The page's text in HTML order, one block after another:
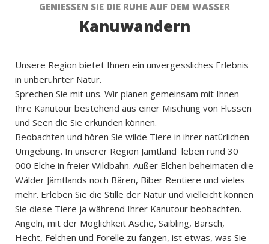
GENIESSEN SIE DIE RUHE AUF DEM WASSER
Kanuwandern
Unsere Region bietet Ihnen ein unvergessliches Erlebnis
in unberührter Natur.
Sprechen Sie mit uns. Wir planen gemeinsam mit Ihnen
Ihre Kanutour bestehend aus einer Mischung von Flüssen
und Seen die Sie erkunden können.
Beobachten und hören Sie wilde Tiere in ihrer natürlichen
Umgebung. In unserer Region Jämtland leben rund 30
000 Elche in freier Wildbahn. Außer Elchen beheimaten die
Wälder Jämtlands noch Bären, Biber Rentiere und vieles
mehr. Erleben Sie die Stille der Natur und vielleicht können
Sie diese Tiere ja während Ihrer Kanutour beobachten.
Angeln, mit der Möglichkeit Äsche, Saibling, Barsch,
Hecht, Felchen und Forelle zu fangen, ist etwas, was Sie